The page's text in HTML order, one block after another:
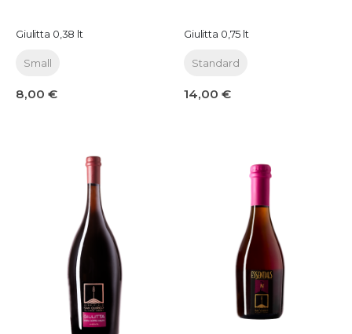
Giulitta 0,38 lt
Small
8,00 €
Giulitta 0,75 lt
Standard
14,00 €